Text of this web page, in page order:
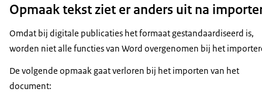
Opmaak tekst ziet er anders uit na
Omdat bij digitale publicaties het formaat gestandaardiseerd is,
worden niet alle functies van Word overgenomen bij het
De volgende opmaak gaat verloren bij het importen van het
document: